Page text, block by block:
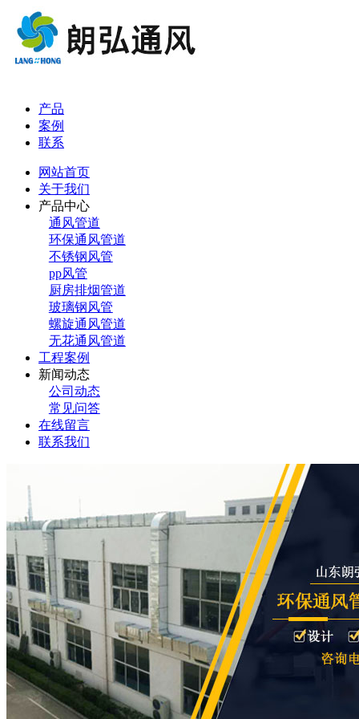
产品
案例
联系
网站首页
关于我们
产品中心
通风管道
环保通风管道
不锈钢风管
pp风管
厨房排烟管道
玻璃钢风管
螺旋通风管道
无花通风管道
工程案例
新闻动态
公司动态
常见问答
在线留言
联系我们